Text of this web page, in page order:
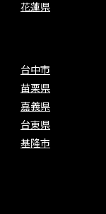
花蓮県
台中市
苗栗県
嘉義県
台東県
基隆市